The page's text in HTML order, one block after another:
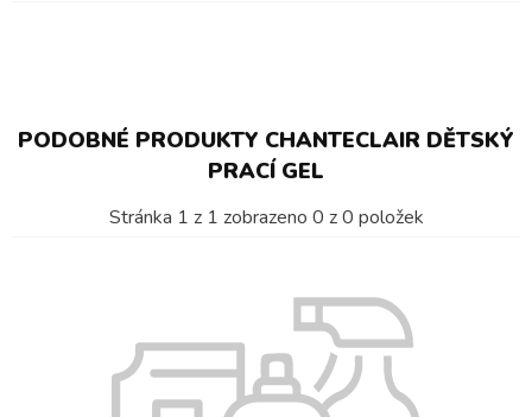
PODOBNÉ PRODUKTY CHANTECLAIR DĚTSKÝ
PRACÍ GEL
Stránka 1 z 1 zobrazeno 0 z0 položek